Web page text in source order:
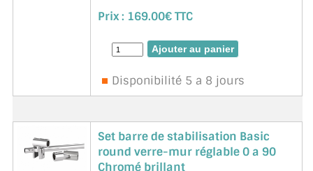
diamètre de 12 mm. Installation
rapide garantie grâce à la barre de
stabilisation qui peut être
raccourcie selon ...suite
Prix : 169.00€ TTC
Disponibilité 5 a 8 jours
Set barre de stabilisation Basic
round verre-mur réglable 0 a 90
Chromé brillant